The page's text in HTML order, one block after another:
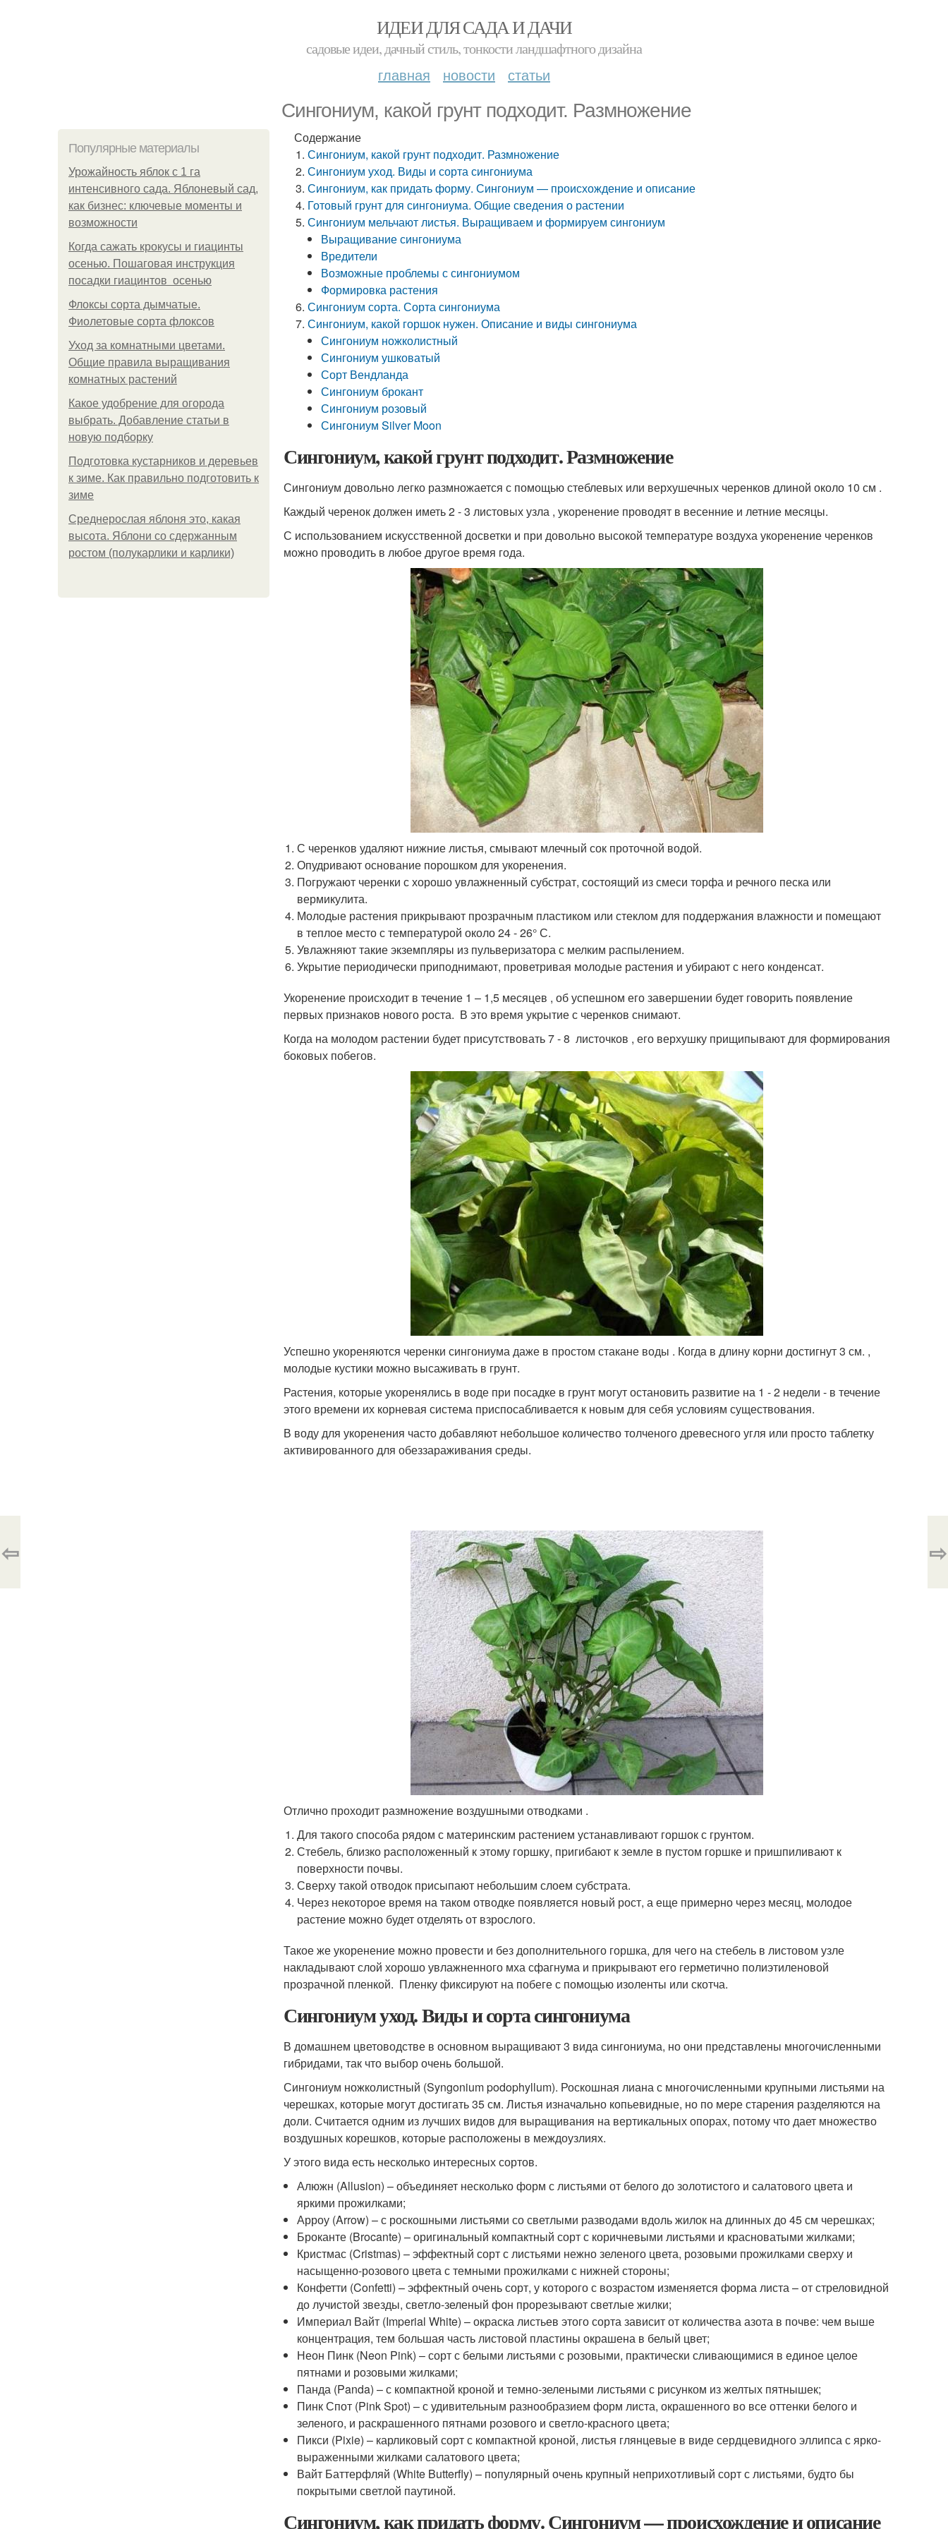
ИДЕИ ДЛЯ САДА И ДАЧИ
садовые идеи, дачный стиль, тонкости ландшафтного дизайна
главная новости статьи
Сингониум, какой грунт подходит. Размножение
Популярные материалы
Урожайность яблок с 1 га
интенсивного сада. Яблоневый сад,
как бизнес: ключевые моменты и
возможности
Когда сажать крокусы и гиацинты
осенью. Пошаговая инструкция
посадки гиацинтов осенью
Флоксы сорта дымчатые.
Фиолетовые сорта флоксов
Уход за комнатными цветами.
Общие правила выращивания
комнатных растений
Какое удобрение для огорода
выбрать. Добавление статьи в
новую подборку
Подготовка кустарников и деревьев
к зиме. Как правильно подготовить к
зиме
Среднерослая яблоня это, какая
высота. Яблони со сдержанным
ростом (полукарлики и карлики)
Содержание
Сингониум, какой грунт подходит. Размножение
Сингониум уход. Виды и сорта сингониума
Сингониум, как придать форму. Сингониум — происхождение и описание
Готовый грунт для сингониума. Общие сведения о растении
Сингониум мельчают листья. Выращиваем и формируем сингониум
Выращивание сингониума
Вредители
Возможные проблемы с сингониумом
Формировка растения
Сингониум сорта. Сорта сингониума
Сингониум, какой горшок нужен. Описание и виды сингониума
Сингониум ножколистный
Сингониум ушковатый
Сорт Вендланда
Сингониум брокант
Сингониум розовый
Сингониум Silver Moon
Сингониум, какой грунт подходит. Размножение
Сингониум довольно легко размножается с помощью стеблевых или верхушечных черенков длиной около 10 см .
Каждый черенок должен иметь 2 - 3 листовых узла , укоренение проводят в весенние и летние месяцы.
С использованием искусственной досветки и при довольно высокой температуре воздуха укоренение черенков
можно проводить в любое другое время года.
С черенков удаляют нижние листья, смывают млечный сок проточной водой.
Опудривают основание порошком для укоренения.
Погружают черенки с хорошо увлажненный субстрат, состоящий из смеси торфа и речного песка или
вермикулита.
Молодые растения прикрывают прозрачным пластиком или стеклом для поддержания влажности и помещают
в теплое место с температурой около 24 - 26° С.
Увлажняют такие экземпляры из пульверизатора с мелким распылением.
Укрытие периодически приподнимают, проветривая молодые растения и убирают с него конденсат.
Укоренение происходит в течение 1 – 1,5 месяцев , об успешном его завершении будет говорить появление
первых признаков нового роста. В это время укрытие с черенков снимают.
Когда на молодом растении будет присутствовать 7 - 8 листочков , его верхушку прищипывают для формирования
боковых побегов.
Успешно укореняются черенки сингониума даже в простом стакане воды . Когда в длину корни достигнут 3 см. ,
молодые кустики можно высаживать в грунт.
Растения, которые укоренялись в воде при посадке в грунт могут остановить развитие на 1 - 2 недели - в течение
этого времени их корневая система приспосабливается к новым для себя условиям существования.
В воду для укоренения часто добавляют небольшое количество толченого древесного угля или просто таблетку
активированного для обеззараживания среды.
Отлично проходит размножение воздушными отводками .
Для такого способа рядом с материнским растением устанавливают горшок с грунтом.
Стебель, близко расположенный к этому горшку, пригибают к земле в пустом горшке и пришпиливают к
поверхности почвы.
Сверху такой отводок присыпают небольшим слоем субстрата.
Через некоторое время на таком отводке появляется новый рост, а еще примерно через месяц, молодое
растение можно будет отделять от взрослого.
Такое же укоренение можно провести и без дополнительного горшка, для чего на стебель в листовом узле
накладывают слой хорошо увлажненного мха сфагнума и прикрывают его герметично полиэтиленовой
прозрачной пленкой. Пленку фиксируют на побеге с помощью изоленты или скотча.
Сингониум уход. Виды и сорта сингониума
В домашнем цветоводстве в основном выращивают 3 вида сингониума, но они представлены многочисленными
гибридами, так что выбор очень большой.
Сингониум ножколистный (Syngonium podophyllum). Роскошная лиана с многочисленными крупными листьями на
черешках, которые могут достигать 35 см. Листья изначально копьевидные, но по мере старения разделяются на
доли. Считается одним из лучших видов для выращивания на вертикальных опорах, потому что дает множество
воздушных корешков, которые расположены в междоузлиях.
У этого вида есть несколько интересных сортов.
Алюжн (Allusion) – объединяет несколько форм с листьями от белого до золотистого и салатового цвета и
яркими прожилками;
Арроу (Arrow) – с роскошными листьями со светлыми разводами вдоль жилок на длинных до 45 см черешках;
Броканте (Brocante) – оригинальный компактный сорт с коричневыми листьями и красноватыми жилками;
Кристмас (Cristmas) – эффектный сорт с листьями нежно зеленого цвета, розовыми прожилками сверху и
насыщенно-розового цвета с темными прожилками с нижней стороны;
Конфетти (Confetti) – эффектный очень сорт, у которого с возрастом изменяется форма листа – от стреловидной
до лучистой звезды, светло-зеленый фон прорезывают светлые жилки;
Империал Вайт (Imperial White) – окраска листьев этого сорта зависит от количества азота в почве: чем выше
концентрация, тем большая часть листовой пластины окрашена в белый цвет;
Неон Пинк (Neon Pink) – сорт с белыми листьями с розовыми, практически сливающимися в единое целое
пятнами и розовыми жилками;
Панда (Panda) – с компактной кроной и темно-зелеными листьями с рисунком из желтых пятнышек;
Пинк Спот (Pink Spot) – с удивительным разнообразием форм листа, окрашенного во все оттенки белого и
зеленого, и раскрашенного пятнами розового и светло-красного цвета;
Пикси (Pixie) – карликовый сорт с компактной кроной, листья глянцевые в виде сердцевидного эллипса с ярко-
выраженными жилками салатового цвета;
Вайт Баттерфляй (White Butterfly) – популярный очень крупный неприхотливый сорт с листьями, будто бы
покрытыми светлой паутиной.
Сингониум, как придать форму. Сингониум — происхождение и описание
⇦ ⇨